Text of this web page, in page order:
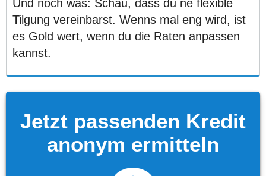
Und noch was: Schau, dass du ne flexible
Tilgung vereinbarst. Wenns mal eng wird, ist
es Gold wert, wenn du die Raten anpassen
kannst.
Jetzt passenden Kredit
anonym ermitteln